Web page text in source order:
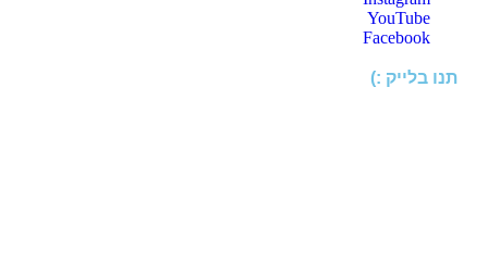
YouTube
Facebook
תנו בלייק :)